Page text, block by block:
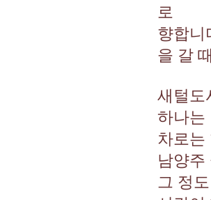
로
향합니
을 갈
새털도
하나는
차로는
남양주
그 정